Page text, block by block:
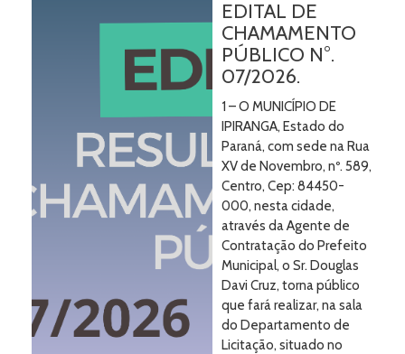
EDITAL DE
CHAMAMENTO
PÚBLICO N°.
07/2026.
1 – O MUNICÍPIO DE
IPIRANGA, Estado do
Paraná, com sede na Rua
XV de Novembro, nº. 589,
Centro, Cep: 84450-
000, nesta cidade,
através da Agente de
Contratação do Prefeito
Municipal, o Sr. Douglas
Davi Cruz, torna público
que fará realizar, na sala
do Departamento de
Licitação, situado no